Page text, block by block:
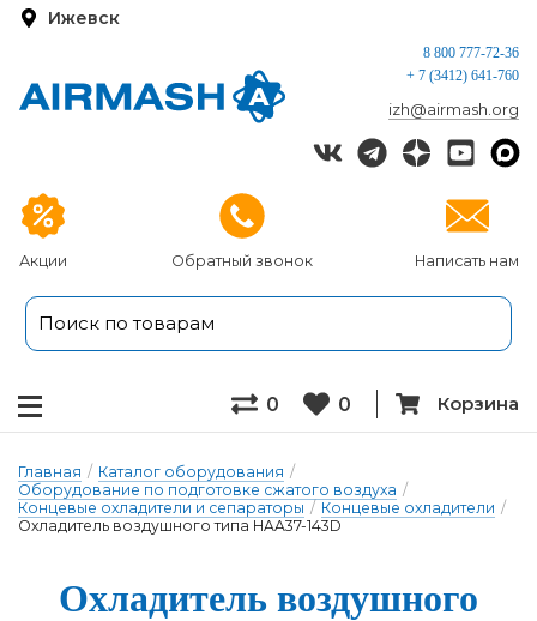
Ижевск
Акции Обратный звонок Написать нам
8 800 777-72-36
+ 7 (3412) 641-760
izh@airmash.org
0 0 Корзина
Главная / Каталог оборудования /
Оборудование по подготовке сжатого воздуха /
Концевые охладители и сепараторы / Концевые охладители /
Охладитель воздушного типа HAA37-143D
Охлади­тель воз­душно­го